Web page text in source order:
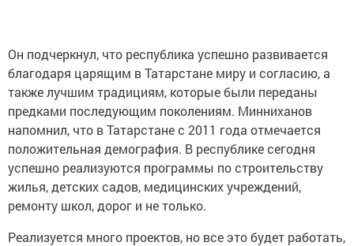
Он подчеркнул, что республика успешно развивается
благодаря царящим в Татарстане миру и согласию, а
также лучшим традициям, которые были переданы
предками последующим поколениям. Минниханов
напомнил, что в Татарстане с 2011 года отмечается
положительная демография. В республике сегодня
успешно реализуются программы по строительству
жилья, детских садов, медицинских учреждений,
ремонту школ, дорог и не только.
Реализуется много проектов, но все это будет работать,